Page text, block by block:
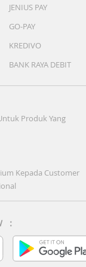
JENIUS PAY
GO-PAY
KREDIVO
BANK RAYA DEBIT
Produk Yang
Kepada Customer
: